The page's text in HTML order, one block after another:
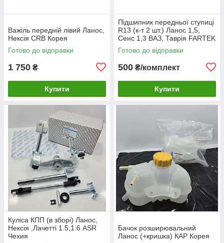
Важіль передній лівий Ланос,
Нексія CRB Корея
Готово до відправки
1 750 ₴
Купити
Підшипник передньої ступиці
R13 (к-т 2 шт.) Ланос 1,5,
Сенс 1,3 ВАЗ, Таврія FARTEK
Готово до відправки
500 ₴/комплект
Купити
Куліса КПП (в зборі) Ланос,
Нексія ,Лачетті 1.5,1.6 ASR
Чехия
Бачок розширювальний
Ланос (+кришка) КАР Корея